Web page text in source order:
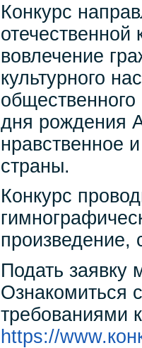
Конкурс
отечественной
вовлечение
культурного
дня рождения
нравственное
страны.
Конкурс
произведение,
Подать заявку
Ознакомиться
требованиями
https://